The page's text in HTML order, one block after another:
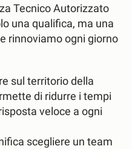
Tecnico Autorizzato
una qualifica, ma una
rinnoviamo ogni giorno
sul territorio della
di ridurre i tempi
veloce a ogni
scegliere un team